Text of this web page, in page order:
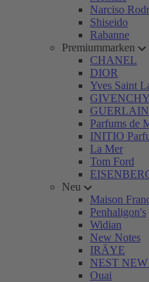
Narciso
Shiseido
Rabanne
Premiummarken
CHANEL
DIOR
Yves Saint
GIVENCHY
GUERLAIN
Parfums de
INITIO
La Mer
Tom Ford
Neu
Maison
Penhaligon's
Widian
New Notes
IRÄYE
NEST
Ouai